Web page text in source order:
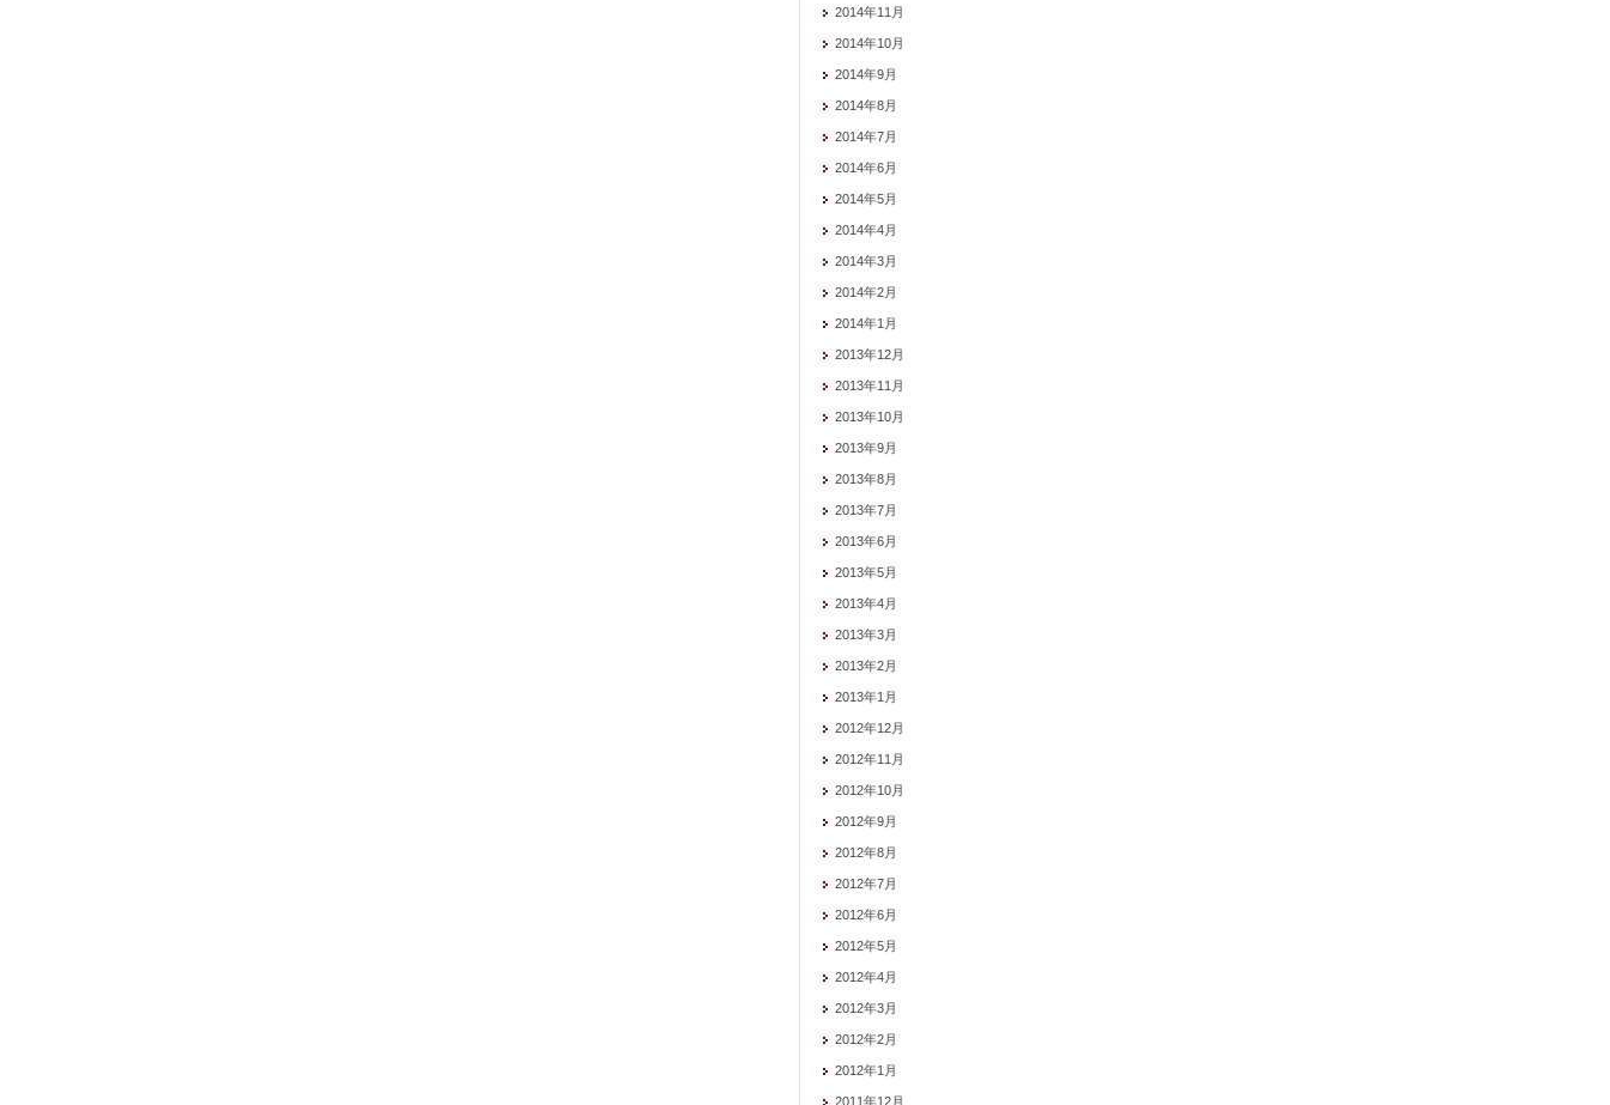
2014年11月
2014年10月
2014年9月
2014年8月
2014年7月
2014年6月
2014年5月
2014年4月
2014年3月
2014年2月
2014年1月
2013年12月
2013年11月
2013年10月
2013年9月
2013年8月
2013年7月
2013年6月
2013年5月
2013年4月
2013年3月
2013年2月
2013年1月
2012年12月
2012年11月
2012年10月
2012年9月
2012年8月
2012年7月
2012年6月
2012年5月
2012年4月
2012年3月
2012年2月
2012年1月
2011年12月